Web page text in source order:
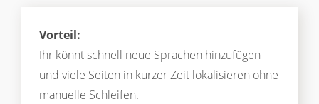
Vorteil:
Ihr könnt schnell neue Sprachen hinzufügen
und viele Seiten in kurzer Zeit lokalisieren ohne
manuelle Schleifen.